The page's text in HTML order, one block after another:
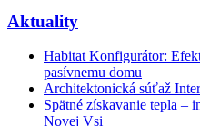
Aktuality
Habitat Konfigurátor:
pasívnemu domu
Architektonická súťaž
Spätné získavanie tepla –
Novej Vsi